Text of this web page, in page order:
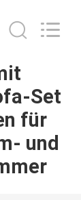
Set
für
und